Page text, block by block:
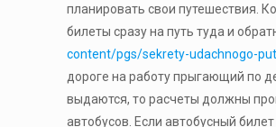
планировать свои путешествия.
билеты сразу на путь туда и
content/pgs/sekrety-udachnogo-
дороге на работу прыгающий по
выдаются, то расчеты должны
автобусов. Если автобусный